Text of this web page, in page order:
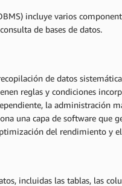
incluye varios
de bases de datos.
de datos
reglas y condiciones
la administración
una capa de software que
del rendimiento y
incluidas las tablas, las